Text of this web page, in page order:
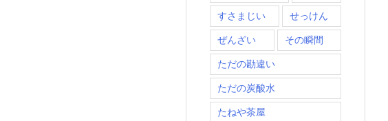
すさまじい せっけん
ぜんざい その瞬間
ただの勘違い
ただの炭酸水
たねや茶屋